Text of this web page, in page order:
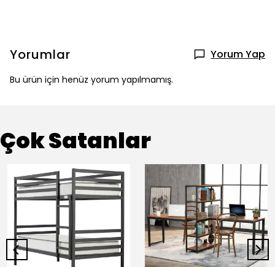
Yorumlar Yorum Yap
Bu ürün için henüz yorum yapılmamış.
Çok Satanlar